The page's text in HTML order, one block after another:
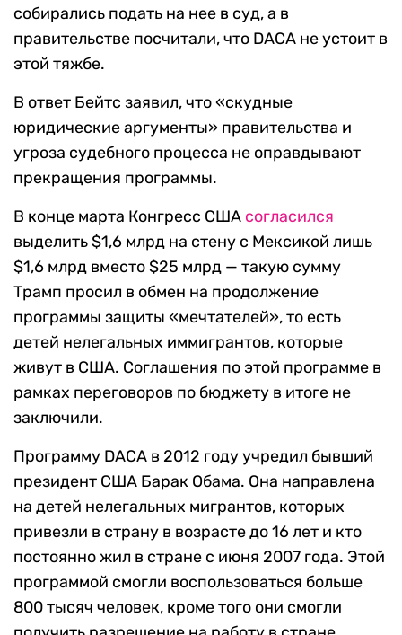
собирались подать на нее в суд, а в
правительстве посчитали, что DACA не устоит в
этой тяжбе.
В ответ Бейтс заявил, что «скудные
юридические аргументы» правительства и
угроза судебного процесса не оправдывают
прекращения программы.
В конце марта Конгресс США согласился
выделить $1,6 млрд на стену с Мексикой лишь
$1,6 млрд вместо $25 млрд — такую сумму
Трамп просил в обмен на продолжение
программы защиты «мечтателей», то есть
детей нелегальных иммигрантов, которые
живут в США. Соглашения по этой программе в
рамках переговоров по бюджету в итоге не
заключили.
Программу DACA в 2012 году учредил бывший
президент США Барак Обама. Она направлена
на детей нелегальных мигрантов, которых
привезли в страну в возрасте до 16 лет и кто
постоянно жил в стране с июня 2007 года. Этой
программой смогли воспользоваться больше
800 тысяч человек, кроме того они смогли